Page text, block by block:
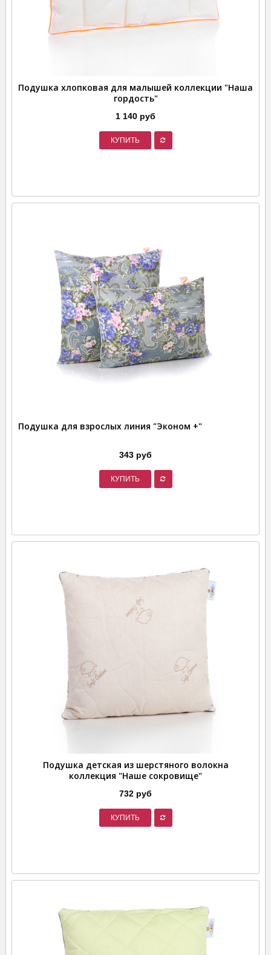
Подушка хлопковая для малышей коллекции "Наша
гордость"
1 140 руб
КУПИТЬ
Подушка для взрослых линия "Эконом +"
343 руб
КУПИТЬ
Подушка детская из шерстяного волокна
коллекция "Наше сокровище"
732 руб
КУПИТЬ